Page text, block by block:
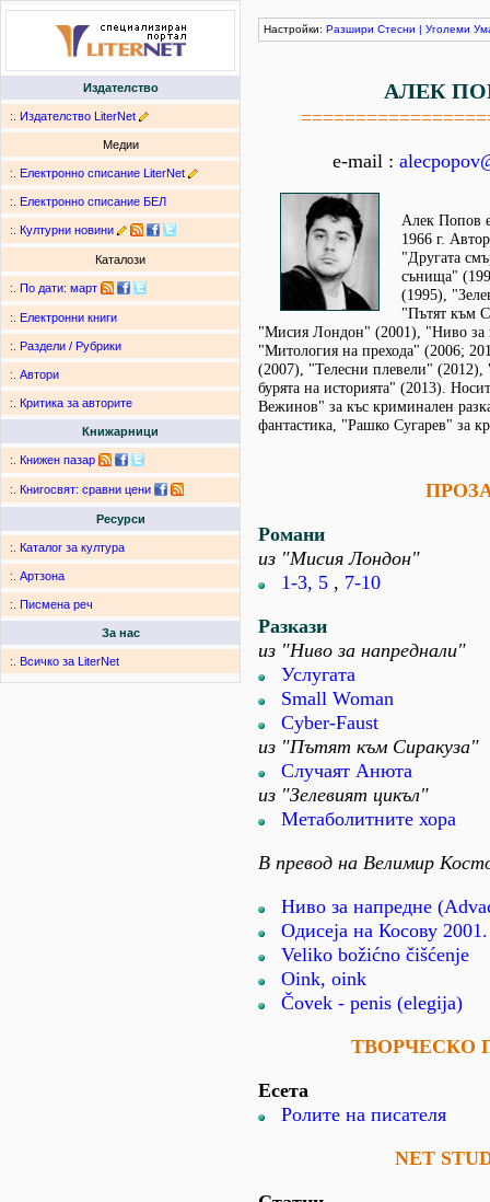
Издателство
:. Издателство LiterNet
Медии
:. Електронно списание LiterNet
:. Електронно списание БЕЛ
:. Културни новини
Каталози
:. По дати: март
:. Електронни книги
:. Раздели / Рубрики
:. Автори
:. Критика за авторите
Книжарници
:. Книжен пазар
:. Книгосвят: сравни цени
Ресурси
:. Каталог за култура
:. Артзона
:. Писмена реч
За нас
:. Всичко за LiterNet
Настройки: Разшири Стесни | Уголеми
АЛЕК
e-mail :
Алек Попов
1966 г.
"Другата
сънища"
(1995),
"Пътят към
"Мисия Лондон" (2001), "Ниво за
"Митология на прехода" (2006;
(2007), "Телесни плевели" (2012),
бурята на историята" (2013).
Вежинов" за къс криминален
фантастика, "Рашко Сугарев" за
Романи
из "Мисия Лондон"
1-3, 5 , 7-10
Разкази
из "Ниво за напреднали"
Услугата
Small Woman
Cyber-Faust
из "Пътят към Сиракуза"
Случаят Анюта
из "Зелевият цикъл"
Метаболитните хора
В превод на Велимир
Ниво за напредне
Одисеjа на Косову
Veliko božićno čišćenje
Oink, oink
Čovek - penis (elegija)
ТВОРЧЕСКО
Есета
Ролите на писателя
NET